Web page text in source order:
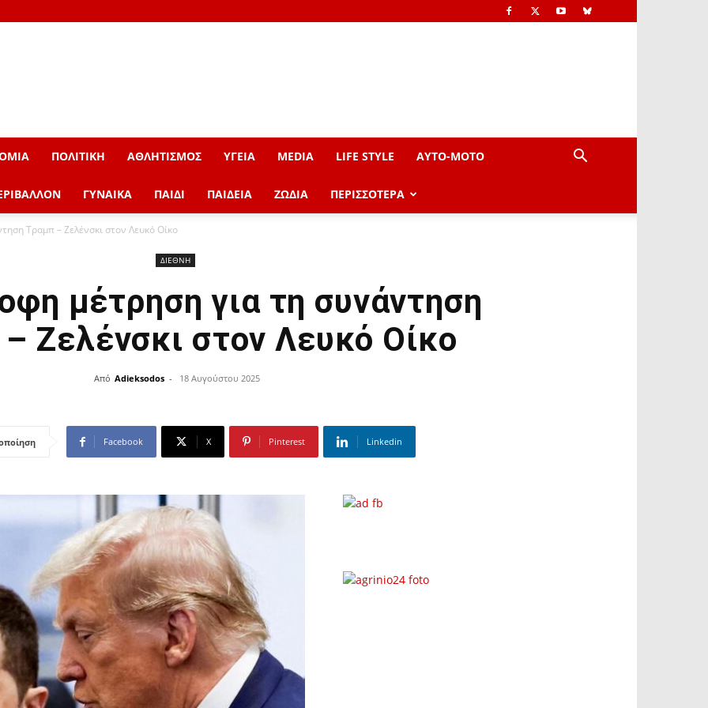
ΠΟΛΙΤΙΚΗ ΑΘΛΗΤΙΣΜΟΣ ΥΓΕΙΑ MEDIA LIFE STYLE AYTO-ΜOTO
ΓΥΝΑΙΚΑ ΠΑΙΔΙ ΠΑΙΔΕΙΑ ΖΩΔΙΑ ΠΕΡΙΣΣΟΤΕΡΑ
Τραμπ – Ζελένσκι στον Λευκό Οίκο
ΔΙΕΘΝΗ
μέτρηση για τη συνάντηση
Ζελένσκι στον Λευκό Οίκο
Από Adieksodos - 18 Αυγούστου 2025
Facebook X Pinterest Linkedin